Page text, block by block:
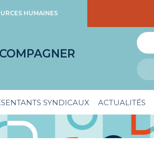
HUMAINES
SYNDICAUX ACTUALITÉS